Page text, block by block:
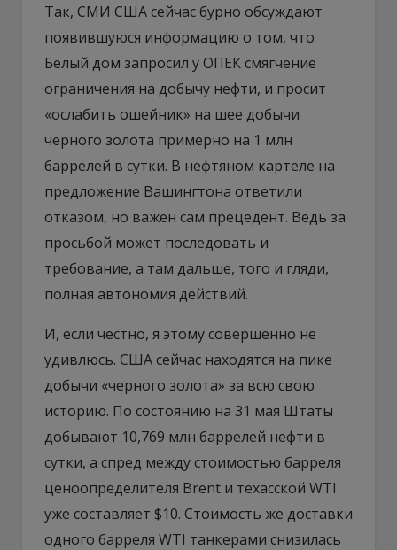
Так, СМИ США сейчас бурно обсуждают
появившуюся информацию о том, что
Белый дом запросил у ОПЕК смягчение
ограничения на добычу нефти, и просит
«ослабить ошейник» на шее добычи
черного золота примерно на 1 млн
баррелей в сутки. В нефтяном картеле на
предложение Вашингтона ответили
отказом, но важен сам прецедент. Ведь за
просьбой может последовать и
требование, а там дальше, того и гляди,
полная автономия действий.
И, если честно, я этому совершенно не
удивлюсь. США сейчас находятся на пике
добычи «черного золота» за всю свою
историю. По состоянию на 31 мая Штаты
добывают 10,769 млн баррелей нефти в
сутки, а спред между стоимостью барреля
ценоопределителя Brent и техасской WTI
уже составляет $10. Стоимость же доставки
одного барреля WTI танкерами снизилась